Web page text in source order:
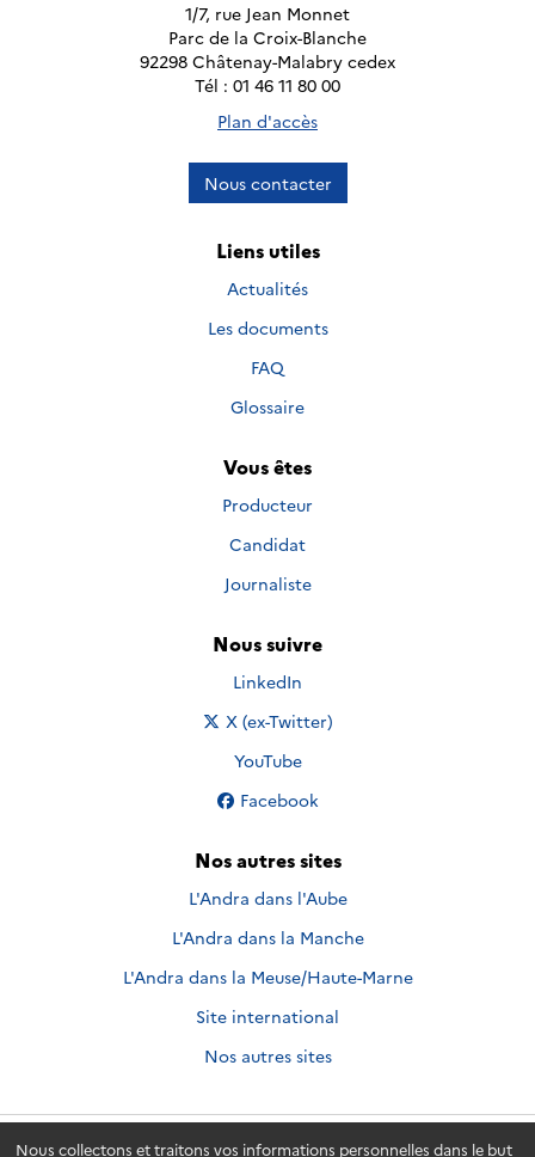
Nous collectons et traitons vos informations personnelles dans le but
1/7, rue Jean Monnet
Parc de la Croix-Blanche
92298 Châtenay-Malabry cedex
Tél : 01 46 11 80 00
Plan d'accès
Nous contacter
Liens utiles
Actualités
Les documents
FAQ
Glossaire
Vous êtes
Producteur
Candidat
Journaliste
Nous suivre
Nous suivre sur
LinkedIn
Nous suivre sur
X (ex-Twitter)
Nous suivre sur
YouTube
Nous suivre sur
Facebook
Nos autres sites
L'Andra dans l'Aube
L'Andra dans la Manche
L'Andra dans la Meuse/Haute-Marne
Site international
Nos autres sites